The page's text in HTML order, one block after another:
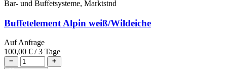
Bar- und Buffetsysteme, Marktstnd
Buffetelement Alpin weiß/Wildeiche
Auf Anfrage
100,00 € / 3 Tage